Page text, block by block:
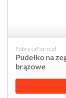
FabrykaForm.pl
Pudełko na
brązowe